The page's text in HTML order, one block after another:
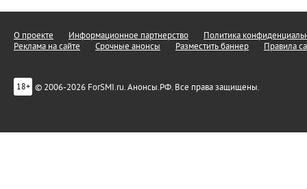
О проекте Информационное партнерство
Политика
Реклама на сайте
Срочные анонсы Разместить баннер Правила
18+ © 2006-2026 ForSMI.ru. Анонсы.РФ. Все права защищены.